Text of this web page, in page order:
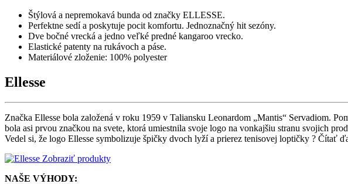
Štýlová a nepremokavá bunda od značky ELLESSE.
Perfektne sedí a poskytuje pocit komfortu. Jednoznačný hit sezóny.
Dve bočné vrecká a jedno veľké predné kangaroo vrecko.
Elastické patenty na rukávoch a páse.
Materiálové zloženie: 100% polyester
Ellesse
Značka Ellesse bola založená v roku 1959 v Taliansku Leonardom „Mantis“ Servadiom.
bola asi prvou značkou na svete, ktorá umiestnila svoje logo na vonkajšiu stranu svojich
Vedel si, že logo Ellesse symbolizuje špičky dvoch lyží a prierez tenisovej loptičky ? Čítať
Zobraziť produkty
NAŠE VÝHODY: